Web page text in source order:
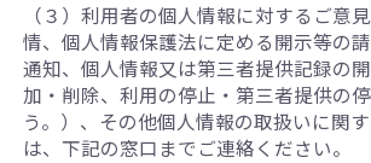
（３）利用者の個人情報に対するご意
情、個人情報保護法に定める開示等の
通知、個人情報又は第三者提供記録の
加・削除、利用の停止・第三者提供の
う。）、その他個人情報の取扱いに関
は、下記の窓口までご連絡ください。